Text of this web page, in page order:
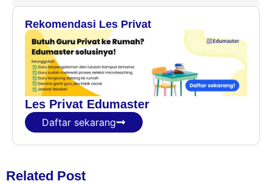
Rekomendasi Les Privat
Les Privat Edumaster
Daftar sekarang
Related Post